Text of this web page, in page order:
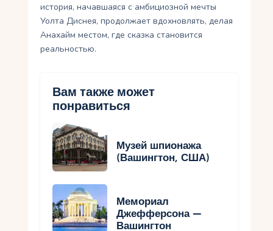
история, начавшаяся с амбициозной мечты
Уолта Диснея, продолжает вдохновлять, делая
Анахайм местом, где сказка становится
реальностью.
Вам также может
понравиться
Музей шпионажа
(Вашингтон, США)
Мемориал
Джефферсона —
Вашингтон